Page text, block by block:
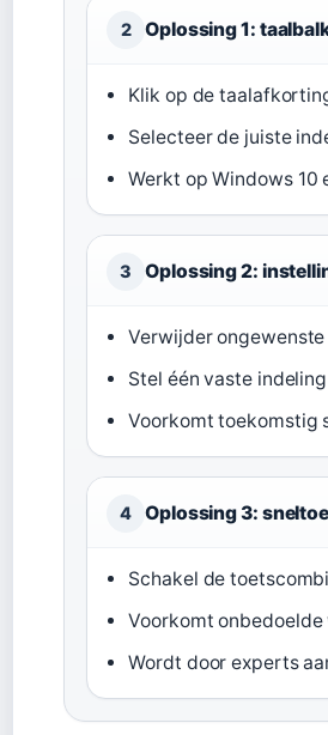
2 Oplossing 1:
Klik op de
Selecteer de juiste
Werkt op Windows 10
3 Oplossing 2:
Verwijder
Stel één vaste
Voorkomt toekomstig
4 Oplossing 3:
Schakel de
Voorkomt
Wordt door experts